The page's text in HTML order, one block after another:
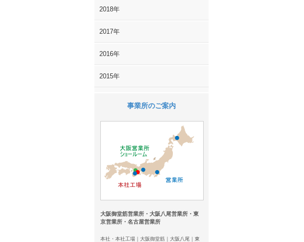
2018年
2017年
2016年
2015年
事業所のご案内
大阪御堂筋営業所・大阪八尾営業所・東
京営業所・名古屋営業所
本社・本社工場｜大阪御堂筋｜大阪八尾｜東